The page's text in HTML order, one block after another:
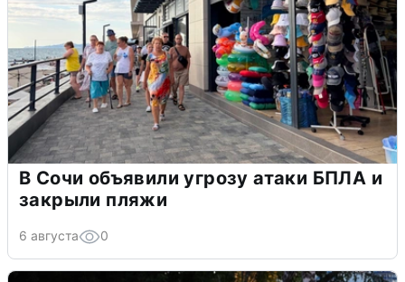
В Сочи объявили угрозу атаки БПЛА и
закрыли пляжи
6 августа 0